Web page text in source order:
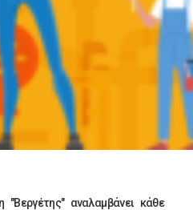
"Βεργέτης" αναλαμβάνει κάθε